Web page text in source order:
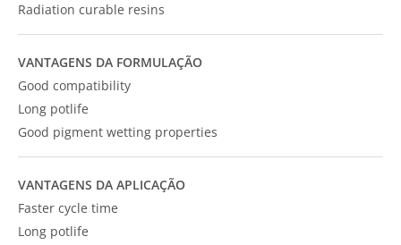
Radiation curable resins
VANTAGENS DA FORMULAÇÃO
Good compatibility
Long potlife
Good pigment wetting properties
VANTAGENS DA APLICAÇÃO
Faster cycle time
Long potlife